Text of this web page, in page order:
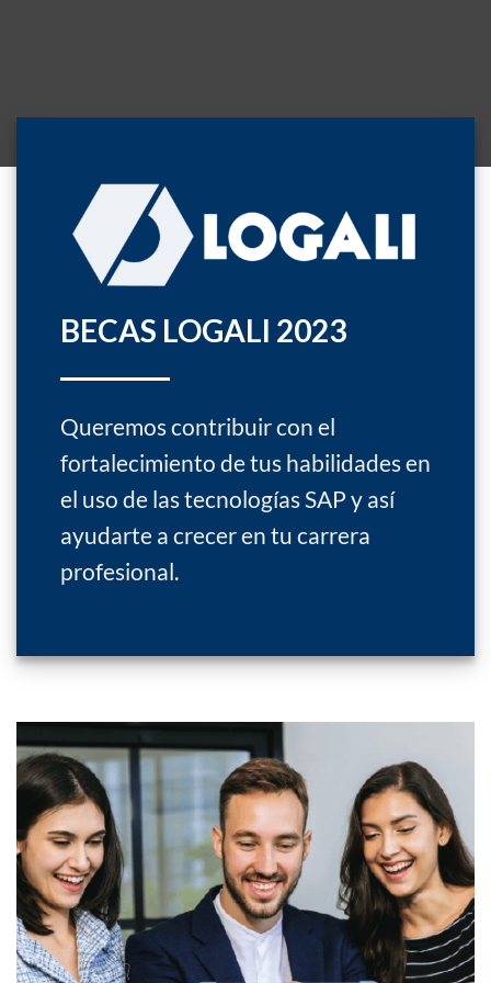
BECAS LOGALI 2023
Queremos contribuir con el
fortalecimiento de tus habilidades en
el uso de las tecnologías SAP y así
ayudarte a crecer en tu carrera
profesional.